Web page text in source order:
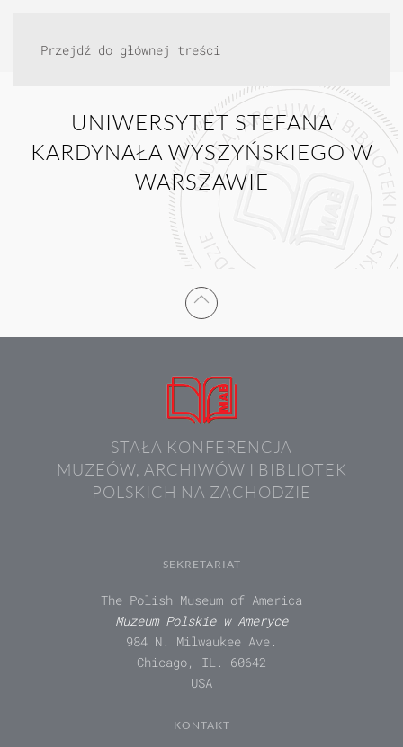
Przejdź do głównej treści
UNIWERSYTET STEFANA
KARDYNAŁA WYSZYŃSKIEGO W
WARSZAWIE
STAŁA KONFERENCJA
MUZEÓW, ARCHIWÓW I BIBLIOTEK
POLSKICH NA ZACHODZIE
SEKRETARIAT
The Polish Museum of America
Muzeum Polskie w Ameryce
984 N. Milwaukee Ave.
Chicago, IL. 60642
USA
KONTAKT